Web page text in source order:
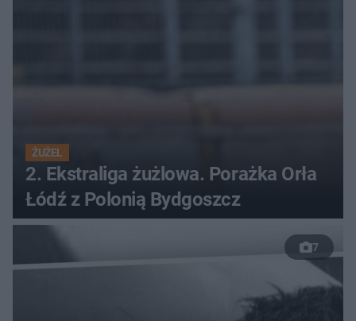
ŻUŻEL
2. Ekstraliga żużlowa. Porażka Orła
Łódź z Polonią Bydgoszcz
7